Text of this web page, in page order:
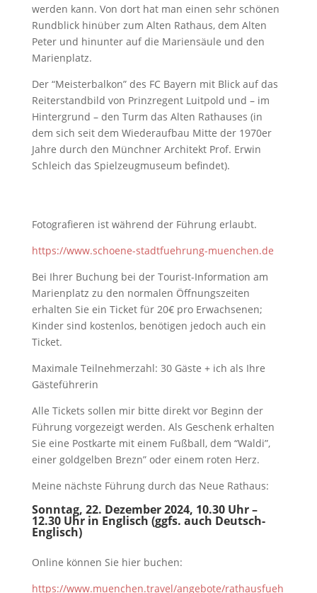
werden kann. Von dort hat man einen sehr schönen
Rundblick hinüber zum Alten Rathaus, dem Alten
Peter und hinunter auf die Mariensäule und den
Marienplatz.
Der “Meisterbalkon” des FC Bayern mit Blick auf das
Reiterstandbild von Prinzregent Luitpold und – im
Hintergrund – den Turm das Alten Rathauses (in
dem sich seit dem Wiederaufbau Mitte der 1970er
Jahre durch den Münchner Architekt Prof. Erwin
Schleich das Spielzeugmuseum befindet).
Fotografieren ist während der Führung erlaubt.
https://www.schoene-stadtfuehrung-muenchen.de
Bei Ihrer Buchung bei der Tourist-Information am
Marienplatz zu den normalen Öffnungszeiten
erhalten Sie ein Ticket für 20€ pro Erwachsenen;
Kinder sind kostenlos, benötigen jedoch auch ein
Ticket.
Maximale Teilnehmerzahl: 30 Gäste + ich als Ihre
Gästeführerin
Alle Tickets sollen mir bitte direkt vor Beginn der
Führung vorgezeigt werden. Als Geschenk erhalten
Sie eine Postkarte mit einem Fußball, dem “Waldi”,
einer goldgelben Brezn” oder einem roten Herz.
Meine nächste Führung durch das Neue Rathaus:
Sonntag, 22. Dezember 2024, 10.30 Uhr –
12.30 Uhr in Englisch (ggfs. auch Deutsch-
Englisch)
Online können Sie hier buchen:
https://www.muenchen.travel/angebote/rathausfueh